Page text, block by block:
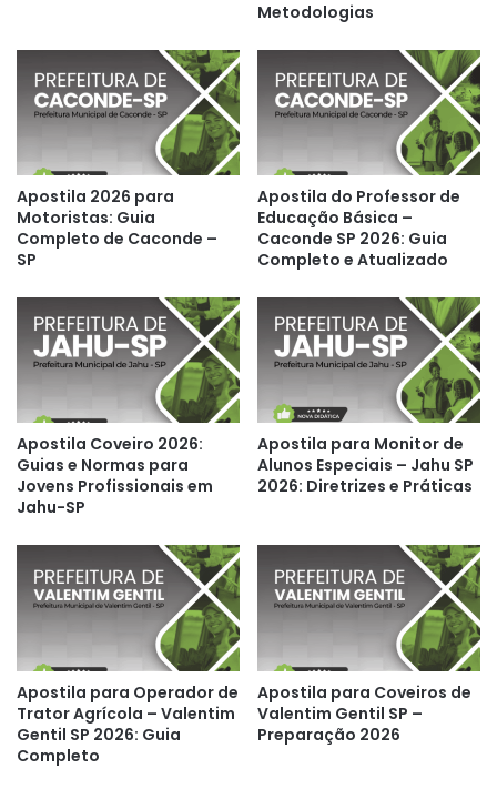
Metodologias
Apostila 2026 para
Motoristas: Guia
Completo de Caconde –
SP
Apostila do Professor de
Educação Básica –
Caconde SP 2026: Guia
Completo e Atualizado
Apostila Coveiro 2026:
Guias e Normas para
Jovens Profissionais em
Jahu-SP
Apostila para Monitor de
Alunos Especiais – Jahu SP
2026: Diretrizes e Práticas
Apostila para Operador de
Trator Agrícola – Valentim
Gentil SP 2026: Guia
Completo
Apostila para Coveiros de
Valentim Gentil SP –
Preparação 2026